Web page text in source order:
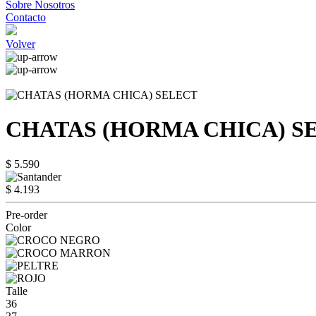
Sobre Nosotros
Contacto
Volver
CHATAS (HORMA CHICA)
$ 5.590
$ 4.193
Pre-order
Color
Talle
36